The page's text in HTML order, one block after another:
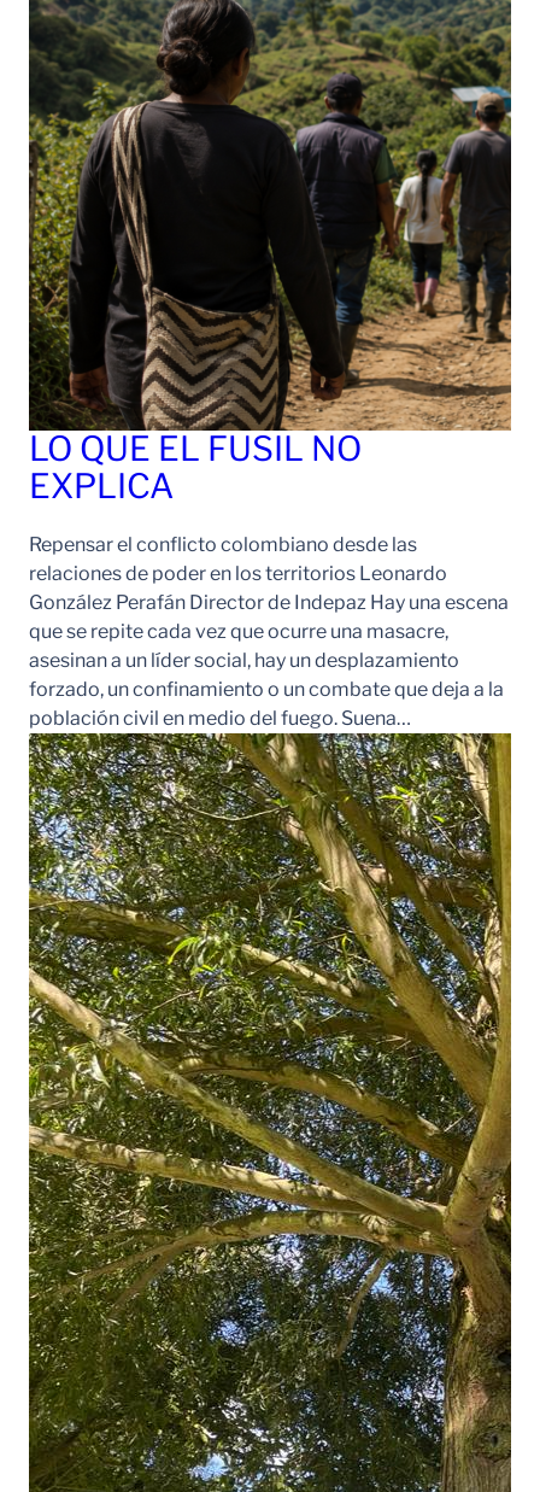
LO QUE EL FUSIL NO
EXPLICA
Repensar el conflicto colombiano desde las
relaciones de poder en los territorios Leonardo
González Perafán Director de Indepaz Hay una escena
que se repite cada vez que ocurre una masacre,
asesinan a un líder social, hay un desplazamiento
forzado, un confinamiento o un combate que deja a la
población civil en medio del fuego. Suena…